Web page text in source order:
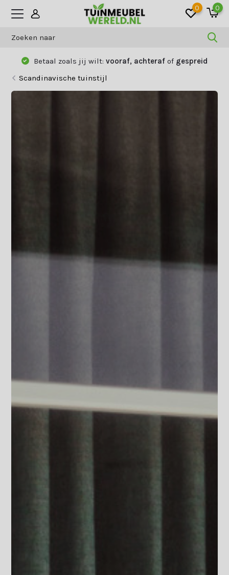
0 0
Betaal zoals jij wilt: vooraf, achteraf of gespreid
Scandinavische tuinstijl